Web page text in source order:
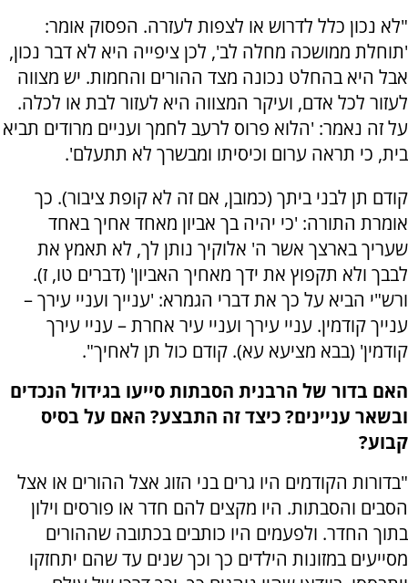
"לא נכון כלל לדרוש או לצפות לעזרה. הפסוק אומר:
'תוחלת ממושכה מחלה לב', לכן ציפייה היא לא דבר נכון,
אבל היא בהחלט נכונה מצד ההורים והחמות. יש מצווה
לעזור לכל אדם, ועיקר המצווה היא לעזור לבת או לכלה.
על זה נאמר: 'הלוא פרוס לרעב לחמך ועניים מרודים תביא
בית, כי תראה ערום וכיסיתו ומבשרך לא תתעלם'.
קודם תן לבני ביתך (כמובן, אם זה לא קופת ציבור). כך
אומרת התורה: 'כי יהיה בך אביון מאחד אחיך באחד
שעריך בארצך אשר ה' אלוקיך נותן לך, לא תאמץ את
לבבך ולא תקפוץ את ידך מאחיך האביון' (דברים טו, ז).
ורש"י הביא על כך את דברי הגמרא: 'ענייך ועניי עירך –
ענייך קודמין. עניי עירך ועניי עיר אחרת – עניי עירך
קודמין' (בבא מציעא עא). קודם כול תן לאחיך".
האם בדור של הרבנית הסבתות סייעו בגידול הנכדים
ובשאר עניינים? כיצד זה התבצע? האם על בסיס
קבוע?
"בדורות הקודמים היו גרים בני הזוג אצל ההורים או אצל
הסבים והסבתות. היו מקצים להם חדר או פורסים וילון
בתוך החדר. ולפעמים היו כותבים בכתובה שההורים
מסייעים במזונות הילדים כך וכך שנים עד שהם יתחזקו